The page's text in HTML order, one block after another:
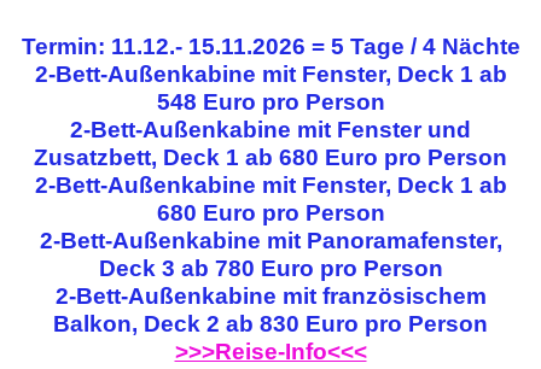
Termin: 11.12.- 15.11.2026 = 5 Tage / 4 Nächte
2-Bett-Außenkabine mit Fenster, Deck 1 ab
548 Euro pro Person
2-Bett-Außenkabine mit Fenster und
Zusatzbett, Deck 1 ab 680 Euro pro Person
2-Bett-Außenkabine mit Fenster, Deck 1 ab
680 Euro pro Person
2-Bett-Außenkabine mit Panoramafenster,
Deck 3 ab 780 Euro pro Person
2-Bett-Außenkabine mit französischem
Balkon, Deck 2 ab 830 Euro pro Person
>>>Reise-Info<<<